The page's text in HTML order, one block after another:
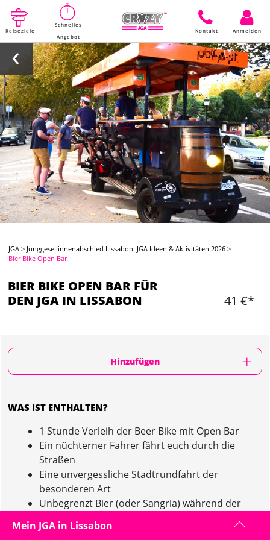
Reiseziele
Schnelles
Angebot
Kontakt Anmelden
JGA > Junggesellinnenabschied Lissabon: JGA Ideen & Aktivitäten 2026 >
Bier Bike Open Bar
BIER BIKE OPEN BAR FÜR
DEN JGA IN LISSABON
41 €*
Hinzufügen
WAS IST ENTHALTEN?
1 Stunde Verleih der Beer Bike mit Open Bar
Ein nüchterner Fahrer fährt euch durch die
Straßen
Eine unvergessliche Stadtrundfahrt der
besonderen Art
Unbegrenzt Bier (oder Sangria) während der
Möglichkeit, eure eigene Musik anzuschließen
Mein JGA in Lissabon